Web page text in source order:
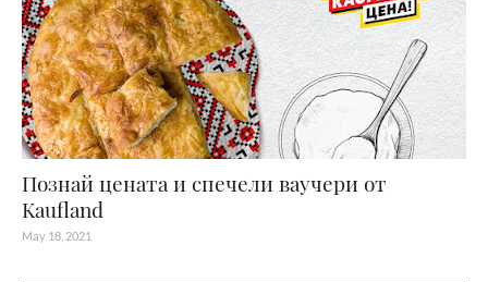
Познай цената и спечели ваучери от
Kaufland
May 18, 2021